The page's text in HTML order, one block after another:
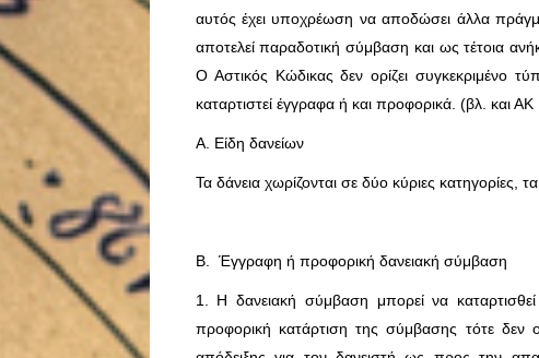
αυτός έχει υποχρέωση να αποδώσει άλλα
αποτελεί παραδοτική σύμβαση και ως τέτοια
Ο Αστικός Κώδικας δεν ορίζει συγκεκριμένο
καταρτιστεί έγγραφα ή και προφορικά. (βλ. και ΑΚ
Α. Είδη δανείων
Τα δάνεια χωρίζονται σε δύο κύριες κατηγορίες, τα
Β. Έγγραφη ή προφορική δανειακή σύμβαση
1. Η δανειακή σύμβαση μπορεί να
προφορική κατάρτιση της σύμβασης τότε δεν